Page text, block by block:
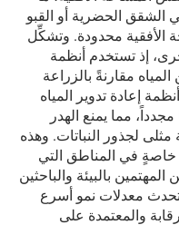
الحضرية أو القبو
الأفقية محدودة. وتشكِّل
إذ تستخدم أنظمة
إلى ٩٠٪ أقل من المياه مقارنةً بالزراعة
إعادة تدوير المياه
مما يمنع الهدر
لجذور النباتات. وهذه
خاصةٍ في المناطق التي
بالبيئة والباحثين
معدلات نمو أسرع
والمعتمدة على